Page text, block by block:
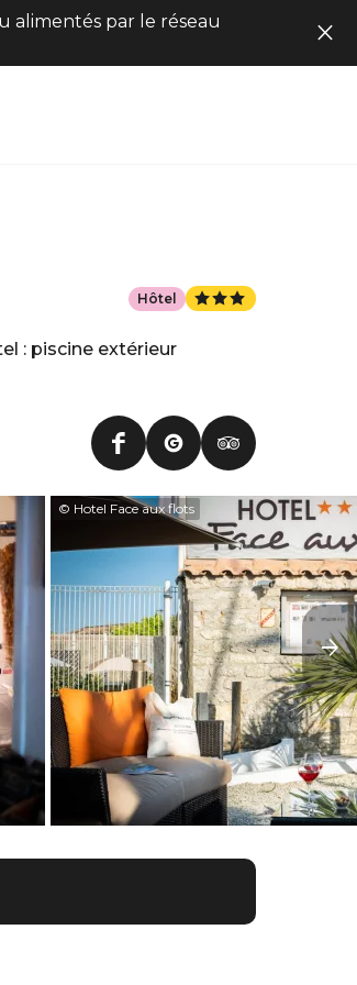
alimentés par le réseau
: piscine extérieur
Hôtel
© Hotel Face aux flots